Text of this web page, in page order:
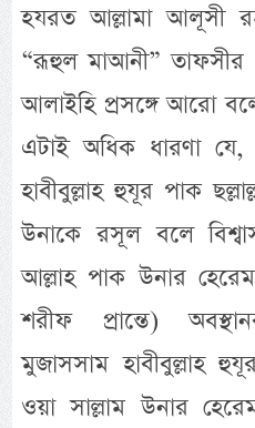
হযরত আল্লামা আলূসী
“রূহুল মাআনী” তাফসীর
আলাইহি প্রসঙ্গে আরো
এটাই অধিক ধারণা
হাবীবুল্লাহ হুযূর পাক
উনাকে রসূল বলে
আল্লাহ পাক উনার
শরীফ প্রান্তে)
মুজাসসাম হাবীবুল্লাহ
ওয়া সাল্লাম উনার